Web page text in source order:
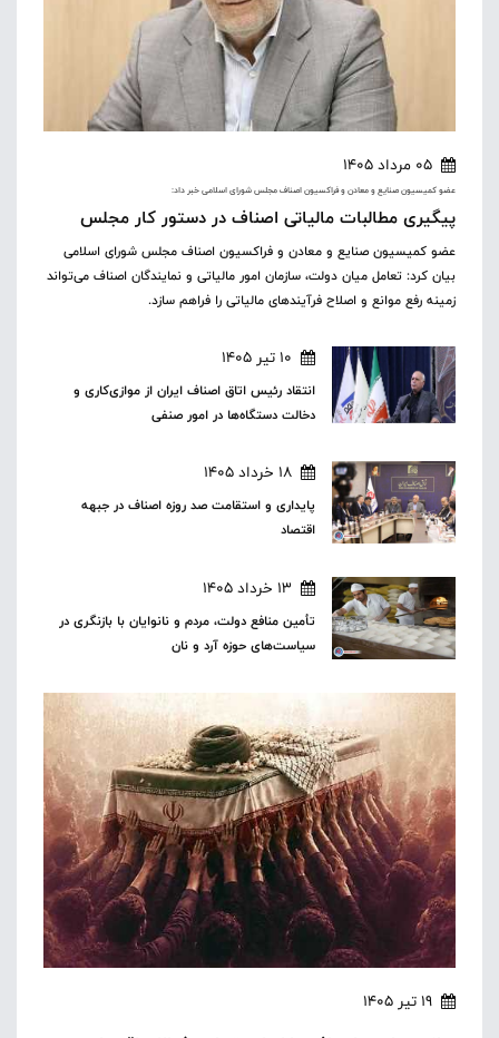
05 مرداد 1405
عضو کمیسیون صنایع و معادن و فراکسیون اصناف مجلس شورای اسلامی خبر داد:
پیگیری مطالبات مالیاتی اصناف در دستور کار مجلس
عضو کمیسیون صنایع و معادن و فراکسیون اصناف مجلس شورای اسلامی
بیان کرد: تعامل میان دولت، سازمان امور مالیاتی و نمایندگان اصناف می‌تواند
زمینه رفع موانع و اصلاح فرآیندهای مالیاتی را فراهم سازد.
10 تیر 1405
انتقاد رئیس اتاق اصناف ایران از موازی‌کاری و
دخالت دستگاه‌ها در امور صنفی
18 خرداد 1405
پایداری و استقامت صد روزه اصناف در جبهه
اقتصاد
13 خرداد 1405
تأمین منافع دولت، مردم و نانوایان با بازنگری در
سیاست‌های حوزه آرد و نان
19 تیر 1405